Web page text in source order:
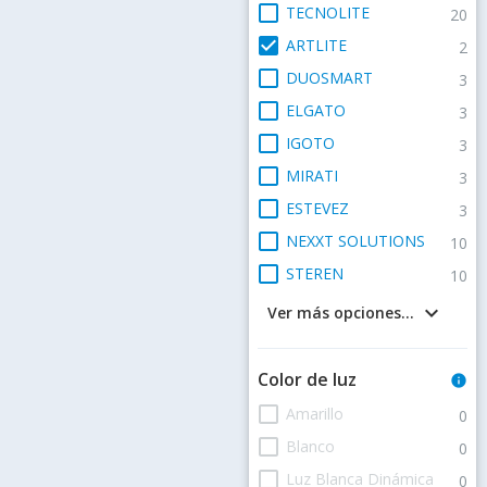
check_box_outline_blank TECNOLITE 20
check_box ARTLITE 2
check_box_outline_blank DUOSMART 3
check_box_outline_blank ELGATO 3
check_box_outline_blank IGOTO 3
check_box_outline_blank MIRATI 3
check_box_outline_blank ESTEVEZ 3
check_box_outline_blank NEXXT SOLUTIONS 10
check_box_outline_blank STEREN 10
keyboard_arrow_down
Ver más opciones...
Color de luz info
check_box_outline_blank Amarillo 0
check_box_outline_blank Blanco 0
check_box_outline_blank Luz Blanca Dinámica 0